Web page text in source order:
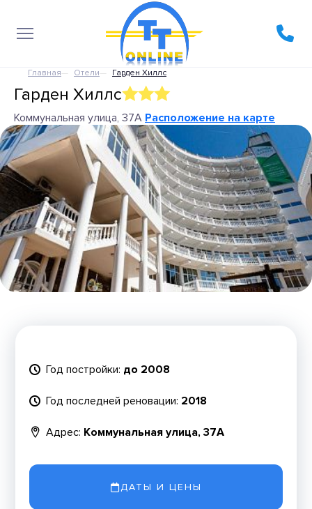
Главная Отели Гарден Хиллс
Гарден Хиллс
Коммунальная улица, 37А Расположение на карте
Год постройки: до 2008
Год последней реновации: 2018
Адрес: Коммунальная улица, 37А
ДАТЫ И ЦЕНЫ